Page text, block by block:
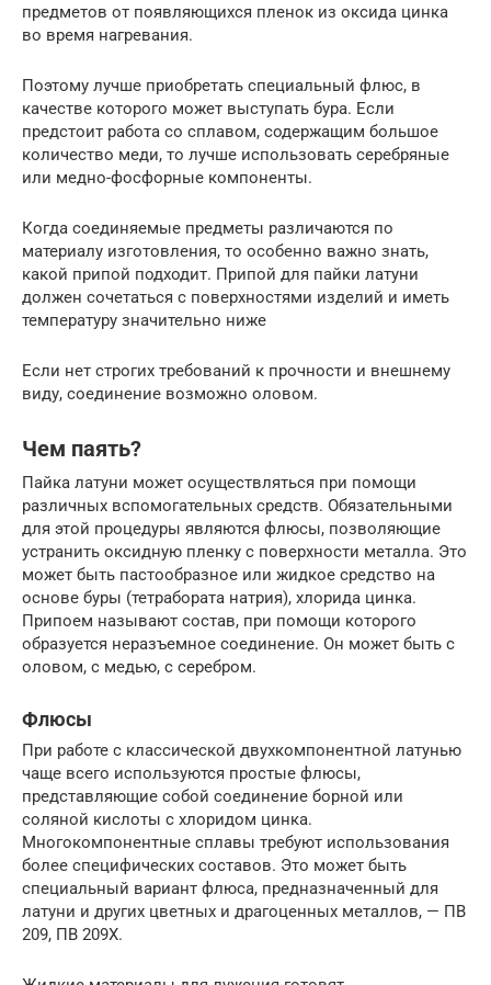
предметов от появляющихся пленок из оксида цинка
во время нагревания.
Поэтому лучше приобретать специальный флюс, в
качестве которого может выступать бура. Если
предстоит работа со сплавом, содержащим большое
количество меди, то лучше использовать серебряные
или медно-фосфорные компоненты.
Когда соединяемые предметы различаются по
материалу изготовления, то особенно важно знать,
какой припой подходит. Припой для пайки латуни
должен сочетаться с поверхностями изделий и иметь
температуру значительно ниже
Если нет строгих требований к прочности и внешнему
виду, соединение возможно оловом.
Чем паять?
Пайка латуни может осуществляться при помощи
различных вспомогательных средств. Обязательными
для этой процедуры являются флюсы, позволяющие
устранить оксидную пленку с поверхности металла. Это
может быть пастообразное или жидкое средство на
основе буры (тетрабората натрия), хлорида цинка.
Припоем называют состав, при помощи которого
образуется неразъемное соединение. Он может быть с
оловом, с медью, с серебром.
Флюсы
При работе с классической двухкомпонентной латунью
чаще всего используются простые флюсы,
представляющие собой соединение борной или
соляной кислоты с хлоридом цинка.
Многокомпонентные сплавы требуют использования
более специфических составов. Это может быть
специальный вариант флюса, предназначенный для
латуни и других цветных и драгоценных металлов, — ПВ
209, ПВ 209Х.